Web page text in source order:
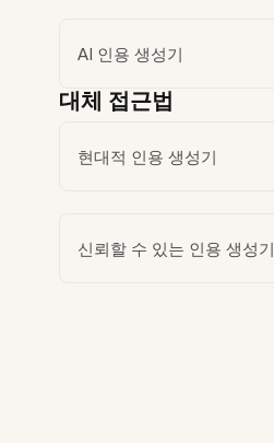
AI 인용 생성기
대체 접근법
현대적 인용 생성기
신뢰할 수 있는 인용 생성기